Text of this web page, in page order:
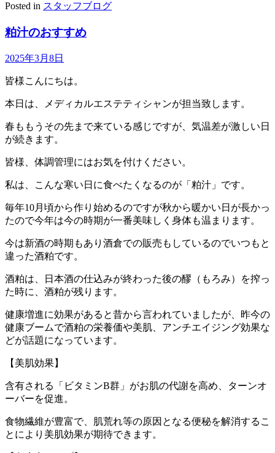
Posted in スタッフブログ
粕汁のおすすめ
2025年3月8日
皆様こんにちは。
本日は、メディカルエステティシャンが担当致します。
春ももうその先まで来ている感じですが、気温差が激しい日
が続きます。
皆様、体調管理にはお気を付けください。
私は、こんな寒い日に食べたくなるのが「粕汁」です。
毎年10月頃から作り始めるのですが秋から暖かい日が長かっ
たので今年は今の時期が一番美味しく身体も温まります。
今は新酒の時期もあり酒倉での販売もしているのでいつもと
違った酒粕です。
酒粕は、日本酒の仕込みが終わった後の醪（もろみ）を搾っ
た時に、酒粕が残ります。
健康増進に効果があると昔から言われていましたが、昨今の
健康ブームで酒粕の栄養価や美肌、アンチエイジング効果な
どが話題になっています。
【美肌効果】
含有される「ビタミンB群」がお肌の代謝を高め、ターンオ
ーバーを促進。
食物繊維が豊富で、肌荒れ等の原因となる便秘を解消するこ
とにより美肌効果が期待できます。